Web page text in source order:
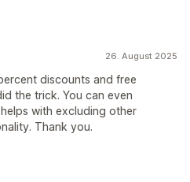
26. August 2025
discounts and free
the trick. You can even
with excluding other
Thank you.